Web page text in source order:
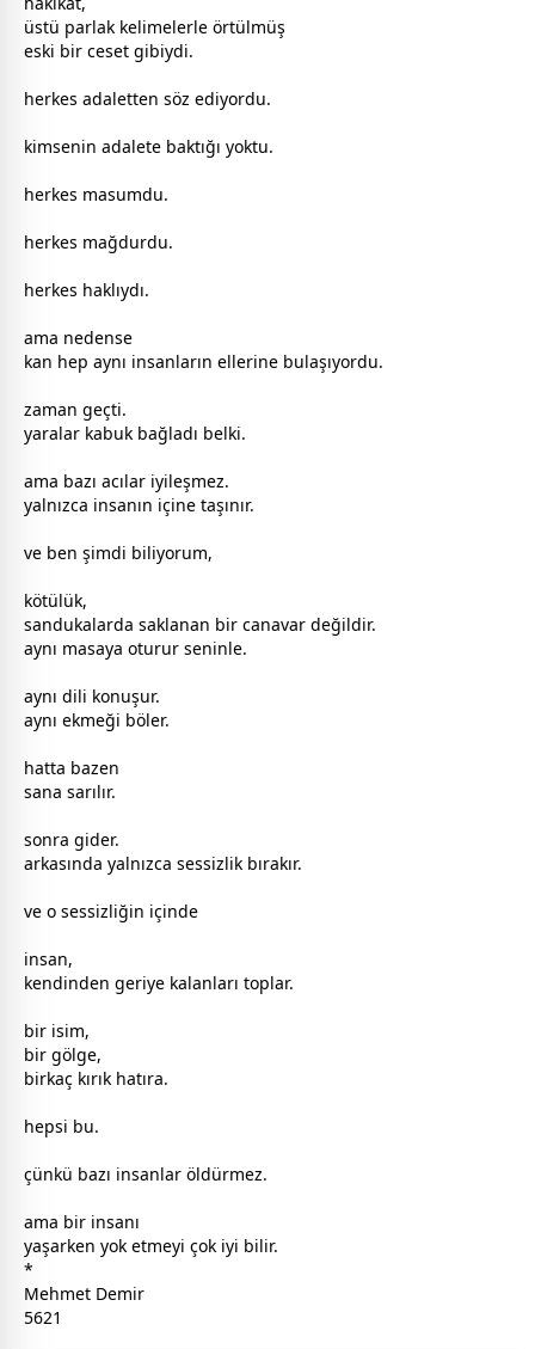
üstü parlak kelimelerle örtülmüş
eski bir ceset gibiydi.
herkes adaletten söz ediyordu.
kimsenin adalete baktığı yoktu.
herkes masumdu.
herkes mağdurdu.
herkes haklıydı.
ama nedense
kan hep aynı insanların ellerine bulaşıyordu.
zaman geçti.
yaralar kabuk bağladı belki.
ama bazı acılar iyileşmez.
yalnızca insanın içine taşınır.
ve ben şimdi biliyorum,
kötülük,
sandukalarda saklanan bir canavar değildir.
aynı masaya oturur seninle.
aynı dili konuşur.
aynı ekmeği böler.
hatta bazen
sana sarılır.
sonra gider.
arkasında yalnızca sessizlik bırakır.
ve o sessizliğin içinde
insan,
kendinden geriye kalanları toplar.
bir isim,
bir gölge,
birkaç kırık hatıra.
hepsi bu.
çünkü bazı insanlar öldürmez.
ama bir insanı
yaşarken yok etmeyi çok iyi bilir.
*
Mehmet Demir
5621